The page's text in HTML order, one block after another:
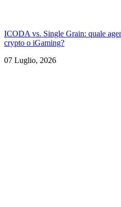
ICODA vs. Single Grain: quale
crypto o iGaming?
07 Luglio, 2026